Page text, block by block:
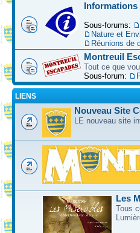
Informations
Sous-forums:
Nature et
Réunions de
Montreuil
Tout ce que
Sous-forum:
LIENS
Nouveau Site
LE nouveau site
Les
Tous